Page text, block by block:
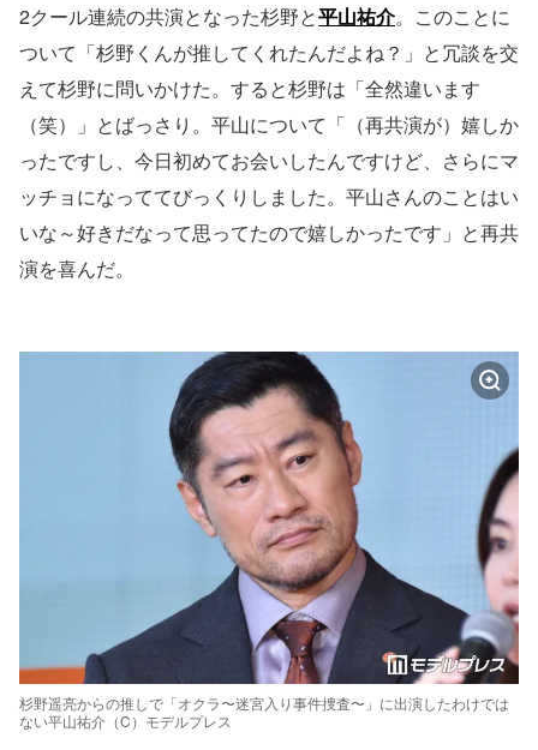
2クール連続の共演となった杉野と平山祐介。このことに
ついて「杉野くんが推してくれたんだよね？」と冗談を交
えて杉野に問いかけた。すると杉野は「全然違います
（笑）」とばっさり。平山について「（再共演が）嬉しか
ったですし、今日初めてお会いしたんですけど、さらにマ
ッチョになっててびっくりしました。平山さんのことはい
いな～好きだなって思ってたので嬉しかったです」と再共
演を喜んだ。
杉野遥亮からの推しで「オクラ〜迷宮入り事件捜査〜」に出演したわけでは
ない平山祐介（C）モデルプレス